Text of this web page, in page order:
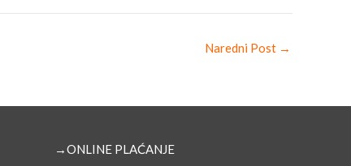
Naredni Post →
→ONLINE PLAĆANJE